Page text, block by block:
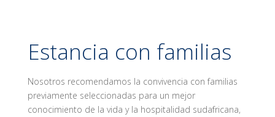
Estancia con familias
Nosotros recomendamos la convivencia con familias
previamente seleccionadas para un mejor
conocimiento de la vida y la hospitalidad sudafricana,